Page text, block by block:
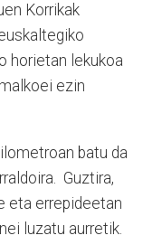
Korrikak
horietan lekukoa
ezin
batu da
Guztira,
eta errepideetan
luzatu aurretik.